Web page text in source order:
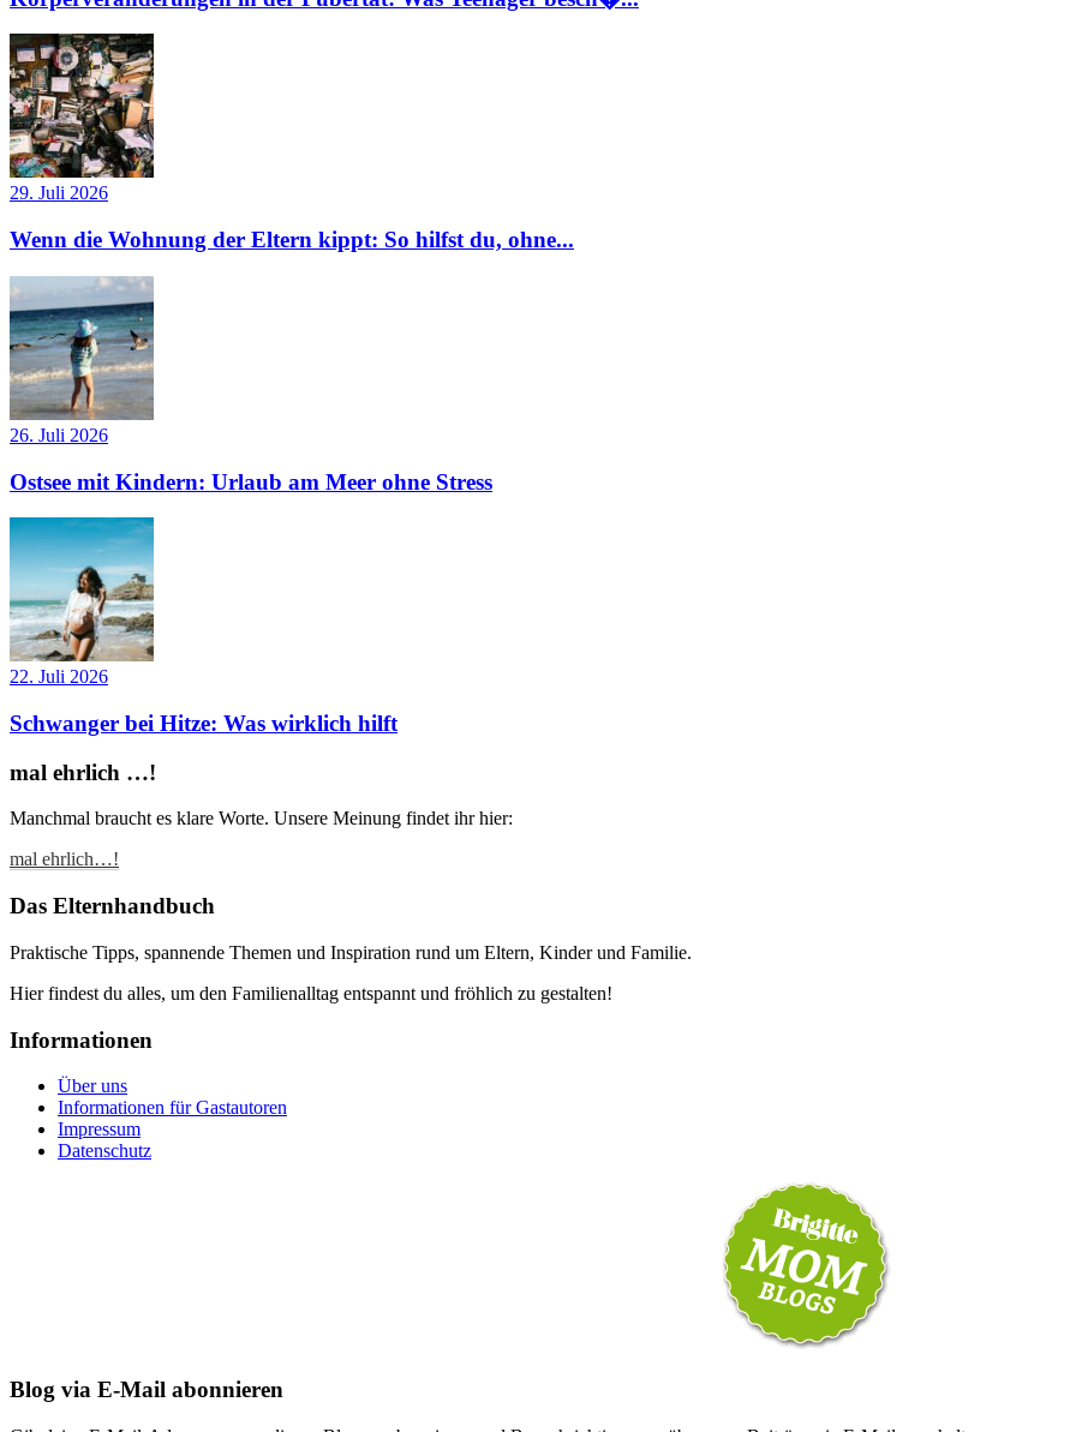
29. Juli 2026
Wenn die Wohnung der Eltern kippt: So hilfst du, ohne...
26. Juli 2026
Ostsee mit Kindern: Urlaub am Meer ohne Stress
22. Juli 2026
Schwanger bei Hitze: Was wirklich hilft
mal ehrlich …!
Manchmal braucht es klare Worte. Unsere Meinung findet ihr hier:
mal ehrlich…!
Das Elternhandbuch
Praktische Tipps, spannende Themen und Inspiration rund um Eltern, Kinder und Familie.
Hier findest du alles, um den Familienalltag entspannt und fröhlich zu gestalten!
Informationen
Über uns
Informationen für Gastautoren
Impressum
Datenschutz
Blog via E-Mail abonnieren